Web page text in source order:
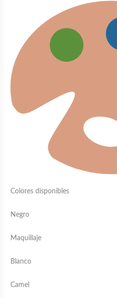
Colores disponibles
Negro
Maquillaje
Blanco
Camel